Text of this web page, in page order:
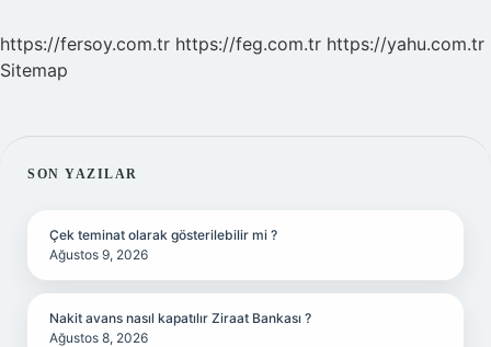
https://fersoy.com.tr https://feg.com.tr https://yahu.com.tr
Sitemap
SIDEBAR
SON YAZILAR
Çek teminat olarak gösterilebilir mi ?
Ağustos 9, 2026
Nakit avans nasıl kapatılır Ziraat Bankası ?
Ağustos 8, 2026